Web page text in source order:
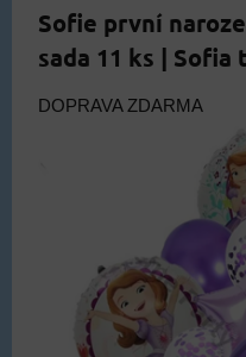
Sofie první
sada 11 ks |
DOPRAVA ZDARMA